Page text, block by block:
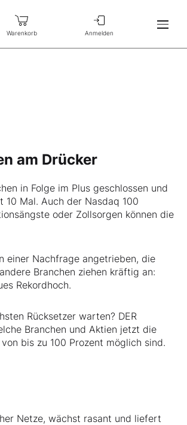
Warenkorb Anmelden
am Drücker
in Folge im Plus geschlossen und
10 Mal. Auch der Nasdaq 100
oder Zollsorgen können die
einer Nachfrage angetrieben, die
Branchen ziehen kräftig an:
Rekordhoch.
Rücksetzer warten? DER
Branchen und Aktien jetzt die
bis zu 100 Prozent möglich sind.
Netze, wächst rasant und liefert